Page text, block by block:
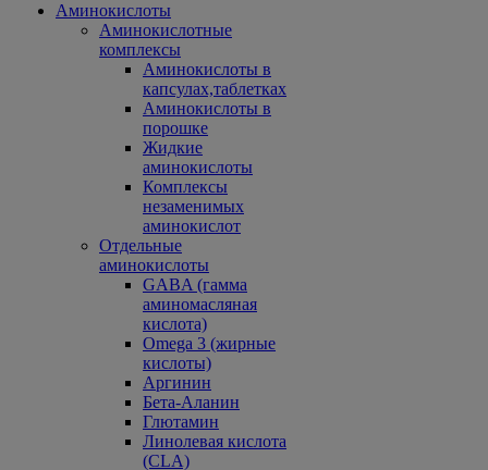
Аминокислоты
Аминокислотные
комплексы
Аминокислоты в
капсулах,таблетках
Аминокислоты в
порошке
Жидкие
аминокислоты
Комплексы
незаменимых
аминокислот
Отдельные
аминокислоты
GABA (гамма
аминомасляная
кислота)
Omega 3 (жирные
кислоты)
Аргинин
Бета-Аланин
Глютамин
Линолевая кислота
(CLA)